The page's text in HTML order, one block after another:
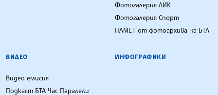
Фотогалерия ЛИК
Фотогалерия Спорт
ПАМЕТ от фотоархива на БТА
ВИДЕО
Видео емисия
Подкаст БТА Час Паралели
ИНФОГРАФИКИ